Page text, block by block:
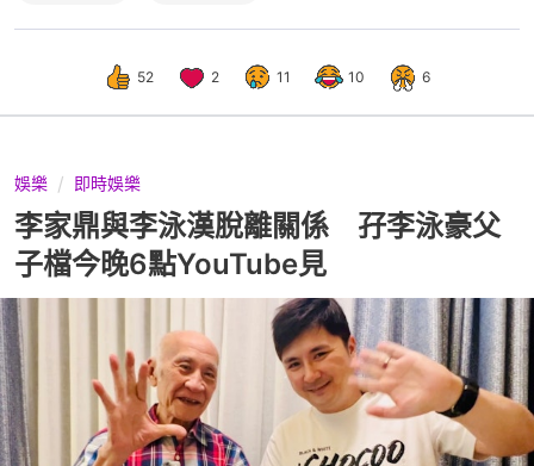
52 2 11 10 6
娛樂 即時娛樂
李家鼎與李泳漢脫離關係 孖李泳豪父
子檔今晚6點YouTube見